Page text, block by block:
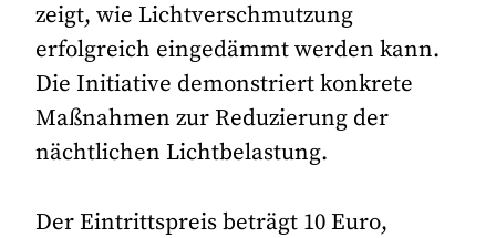
zeigt, wie Lichtverschmutzung
erfolgreich eingedämmt werden kann.
Die Initiative demonstriert konkrete
Maßnahmen zur Reduzierung der
nächtlichen Lichtbelastung.
Der Eintrittspreis beträgt 10 Euro,